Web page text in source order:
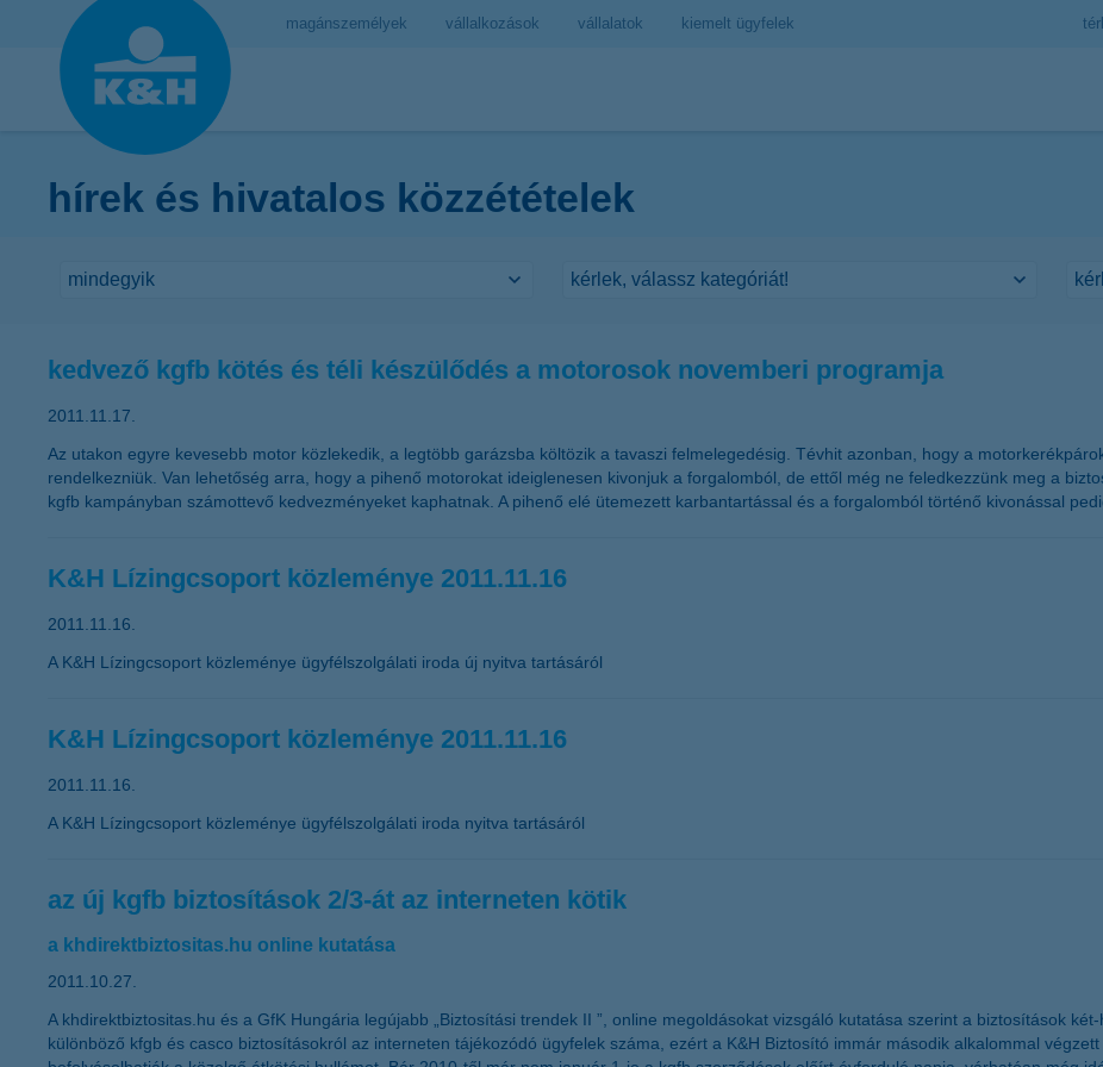
magánszemélyek vállalkozások vállalatok kiemelt ügyfelek
hírek és hivatalos közzétételek
kedvező kgfb kötés és téli készülődés a motorosok novemberi programja
2011.11.17.
Az utakon egyre kevesebb motor közlekedik, a legtöbb garázsba költözik a tavaszi felmelegedésig. Tévhit azonban, hogy a
rendelkezniük. Van lehetőség arra, hogy a pihenő motorokat ideiglenesen kivonjuk a forgalomból, de ettől még ne feledkezzünk meg a
kgfb kampányban számottevő kedvezményeket kaphatnak. A pihenő elé ütemezett karbantartással és a forgalomból történő kivonással
K&H Lízingcsoport közleménye 2011.11.16
2011.11.16.
A K&H Lízingcsoport közleménye ügyfélszolgálati iroda új nyitva tartásáról
K&H Lízingcsoport közleménye 2011.11.16
2011.11.16.
A K&H Lízingcsoport közleménye ügyfélszolgálati iroda nyitva tartásáról
az új kgfb biztosítások 2/3-át az interneten kötik
a khdirektbiztositas.hu online kutatása
2011.10.27.
A khdirektbiztositas.hu és a GfK Hungária legújabb „Biztosítási trendek II ”, online megoldásokat vizsgáló kutatása szerint a biztosítások
különböző kfgb és casco biztosításokról az interneten tájékozódó ügyfelek száma, ezért a K&H Biztosító immár második alkalommal